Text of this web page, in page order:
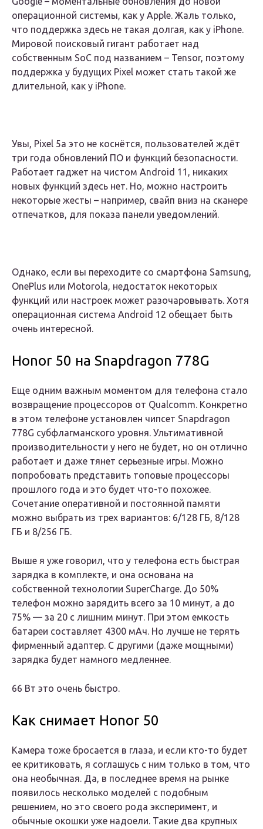
операционной системы, как у Apple. Жаль только,
что поддержка здесь не такая долгая, как у iPhone.
Мировой поисковый гигант работает над
собственным SoC под названием – Tensor, поэтому
поддержка у будущих Pixel может стать такой же
длительной, как у iPhone.
Увы, Pixel 5a это не коснётся, пользователей ждёт
три года обновлений ПО и функций безопасности.
Работает гаджет на чистом Android 11, никаких
новых функций здесь нет. Но, можно настроить
некоторые жесты – например, свайп вниз на сканере
отпечатков, для показа панели уведомлений.
Однако, если вы переходите со смартфона Samsung,
OnePlus или Motorola, недостаток некоторых
функций или настроек может разочаровывать. Хотя
операционная система Android 12 обещает быть
очень интересной.
Honor 50 на Snapdragon 778G
Еще одним важным моментом для телефона стало
возвращение процессоров от Qualcomm. Конкретно
в этом телефоне установлен чипсет Snapdragon
778G субфлагманского уровня. Ультимативной
производительности у него не будет, но он отлично
работает и даже тянет серьезные игры. Можно
попробовать представить топовые процессоры
прошлого года и это будет что-то похожее.
Сочетание оперативной и постоянной памяти
можно выбрать из трех вариантов: 6/128 ГБ, 8/128
ГБ и 8/256 ГБ.
Выше я уже говорил, что у телефона есть быстрая
зарядка в комплекте, и она основана на
собственной технологии SuperCharge. До 50%
телефон можно зарядить всего за 10 минут, а до
75% — за 20 с лишним минут. При этом емкость
батареи составляет 4300 мАч. Но лучше не терять
фирменный адаптер. С другими (даже мощными)
зарядка будет намного медленнее.
66 Вт это очень быстро.
Как снимает Honor 50
Камера тоже бросается в глаза, и если кто-то будет
ее критиковать, я соглашусь с ним только в том, что
она необычная. Да, в последнее время на рынке
появилось несколько моделей с подобным
решением, но это своего рода эксперимент, и
обычные окошки уже надоели. Такие два крупных